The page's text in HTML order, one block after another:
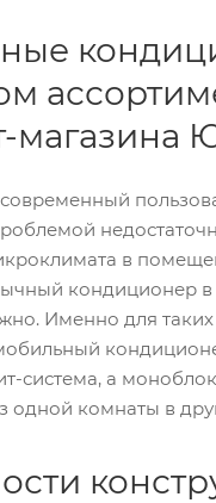
магазина
в
кондиционер
Именно для таких
система, а
одной комнаты в